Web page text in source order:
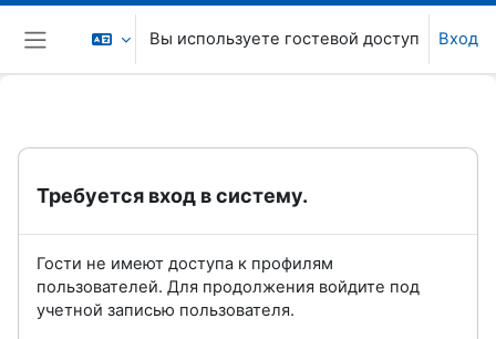
Перейти к основному содержанию
Боковая панель
Вы используете гостевой доступ Вход
Требуется вход в систему.
Гости не имеют доступа к профилям
пользователей. Для продолжения войдите под
учетной записью пользователя.